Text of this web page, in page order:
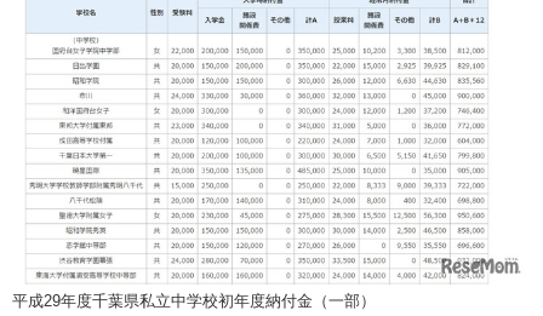
平成29年度千葉県私立中学校初年度納付金（一部）